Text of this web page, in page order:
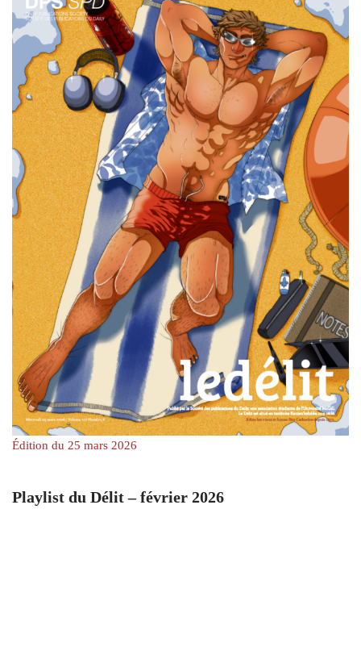
Édition du 25 mars 2026
Playlist du Délit – février 2026